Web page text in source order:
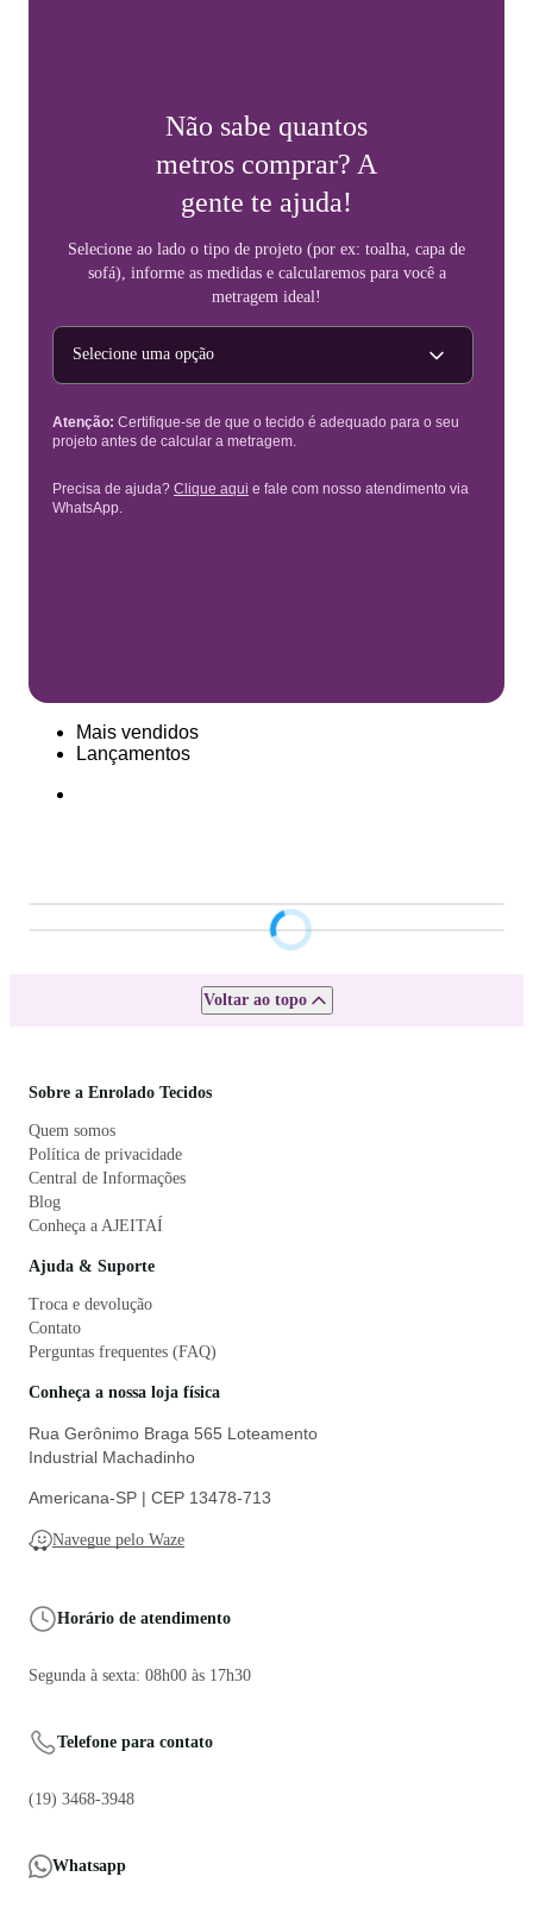
Não sabe quantos
metros comprar? A
gente te ajuda!
Selecione ao lado o tipo de projeto (por ex: toalha, capa de
sofá), informe as medidas e calcularemos para você a
metragem ideal!
Tipo de projeto
Atenção: Certifique-se de que o tecido é adequado para o seu
projeto antes de calcular a metragem.
Precisa de ajuda? Clique aqui e fale com nosso atendimento via
WhatsApp.
Mais vendidos
Lançamentos
Voltar ao topo
Sobre a Enrolado Tecidos
Quem somos
Política de privacidade
Central de Informações
Blog
Conheça a AJEITAÍ
Ajuda & Suporte
Troca e devolução
Contato
Perguntas frequentes (FAQ)
Conheça a nossa loja física
Rua Gerônimo Braga 565 Loteamento
Industrial Machadinho
Americana-SP | CEP 13478-713
Navegue pelo Waze
Horário de atendimento
Segunda à sexta: 08h00 às 17h30
Telefone para contato
(19) 3468-3948
Whatsapp